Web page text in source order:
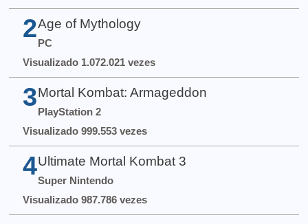
2 Age of Mythology
PC
Visualizado 1.072.021 vezes
3 Mortal Kombat: Armageddon
PlayStation 2
Visualizado 999.553 vezes
4 Ultimate Mortal Kombat 3
Super Nintendo
Visualizado 987.786 vezes